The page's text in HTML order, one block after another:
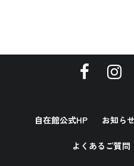
自在館公式HP お知らせ
よくあるご質問